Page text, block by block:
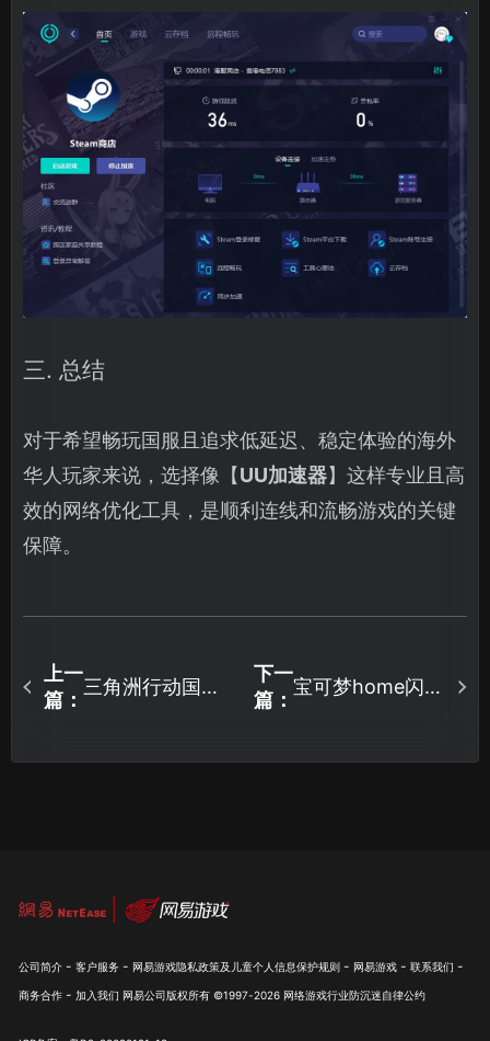
三. 总结
对于希望畅玩国服且追求低延迟、稳定体验的海外
华人玩家来说，选择像【UU加速器】这样专业且高
效的网络优化工具，是顺利连线和流畅游戏的关键
保障。
上一
篇：
三角洲行动国服
南！
下一
篇：
宝可梦home闪退
指南！
公司简介 - 客户服务 - 网易游戏隐私政策及儿童个人信息保护规则 - 网易游戏 - 联系我们 -
商务合作 - 加入我们 网易公司版权所有 ©1997-2026 网络游戏行业防沉迷自律公约